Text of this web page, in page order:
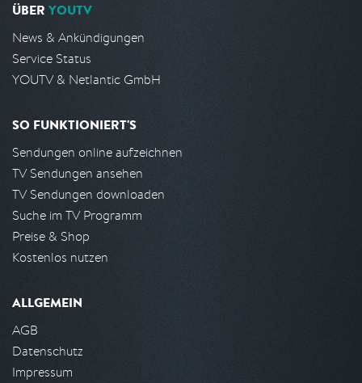
ÜBER YOUTV
News & Ankündigungen
Service Status
YOUTV & Netlantic GmbH
SO FUNKTIONIERT'S
Sendungen online aufzeichnen
TV Sendungen ansehen
TV Sendungen downloaden
Suche im TV Programm
Preise & Shop
Kostenlos nutzen
ALLGEMEIN
AGB
Datenschutz
Impressum